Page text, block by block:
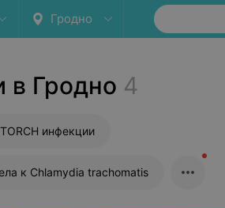
Гродно
в Гродно 4
TORCH инфекции
к Chlamydia trachomatis